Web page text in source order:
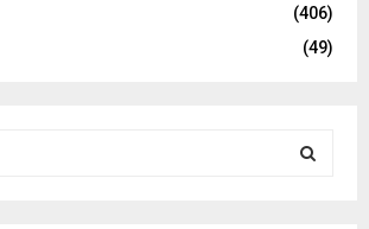
(406)
(49)